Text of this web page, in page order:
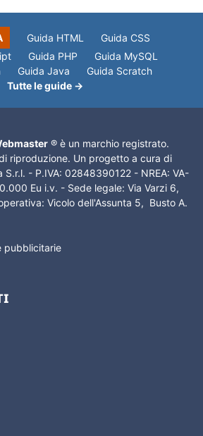
Guida HTML
Guida CSS
Guida PHP
Guida MySQL
Guida Java
Guida Scratch
Tutte le guide →
® è un marchio registrato.
riproduzione. Un progetto a cura di
S.r.l. - P.IVA: 02848390122 - NREA: VA-
Eu i.v. - Sede legale: Via Varzi 6,
Vicolo dell'Assunta 5, Busto A.
pubblicitarie